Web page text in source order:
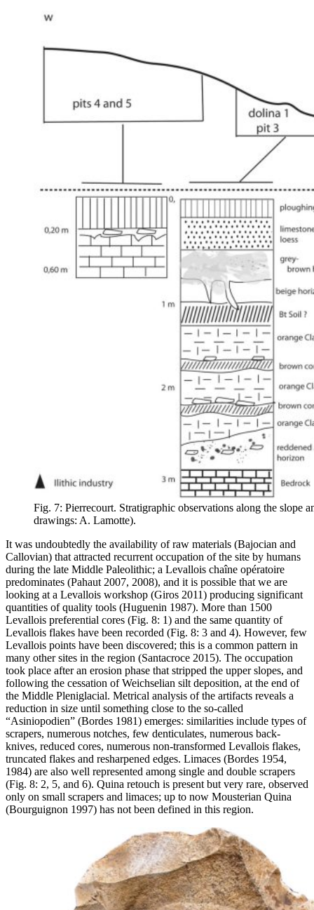
Fig. 7: Pierrecourt. Stratigraphic observations along the slope
drawings: A. Lamotte).
It was undoubtedly the availability of raw materials (Bajocian and
Callovian) that attracted recurrent occupation of the site by humans
during the late Middle Paleolithic; a Levallois chaîne opératoire
predominates (Pahaut 2007, 2008), and it is possible that we are
looking at a Levallois workshop (Giros 2011) producing significant
quantities of quality tools (Huguenin 1987). More than 1500
Levallois preferential cores (Fig. 8: 1) and the same quantity of
Levallois flakes have been recorded (Fig. 8: 3 and 4). However, few
Levallois points have been discovered; this is a common pattern in
many other sites in the region (Santacroce 2015). The occupation
took place after an erosion phase that stripped the upper slopes, and
following the cessation of Weichselian silt deposition, at the end of
the Middle Pleniglacial. Metrical analysis of the artifacts reveals a
reduction in size until something close to the so-called
“Asiniopodien” (Bordes 1981) emerges: similarities include types of
scrapers, numerous notches, few denticulates, numerous back-
knives, reduced cores, numerous non-transformed Levallois flakes,
truncated flakes and resharpened edges. Limaces (Bordes 1954,
1984) are also well represented among single and double scrapers
(Fig. 8: 2, 5, and 6). Quina retouch is present but very rare, observed
only on small scrapers and limaces; up to now Mousterian Quina
(Bourguignon 1997) has not been defined in this region.